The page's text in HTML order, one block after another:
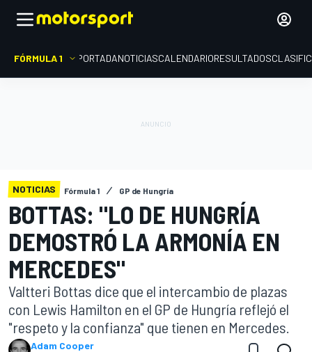
FÓRMULA 1 PORTADANOTICIASCALENDARIORESULTADOS
NOTICIAS Fórmula 1 GP de Hungría
BOTTAS: "LO DE HUNGRÍA
DEMOSTRÓ LA ARMONÍA EN
MERCEDES"
Valtteri Bottas dice que el intercambio de plazas
con Lewis Hamilton en el GP de Hungría reflejó el
"respeto y la confianza" que tienen en Mercedes.
Adam Cooper